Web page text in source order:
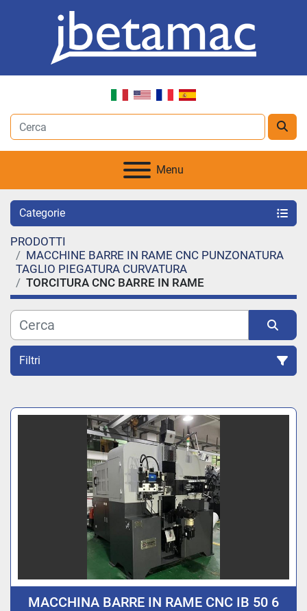
Menu
Categorie
PRODOTTI
MACCHINE BARRE IN RAME CNC PUNZONATURA
TAGLIO PIEGATURA CURVATURA
TORCITURA CNC BARRE IN RAME
Filtri
MACCHINA BARRE IN RAME CNC IB 50 6